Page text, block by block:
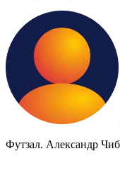
Футзал. Александр